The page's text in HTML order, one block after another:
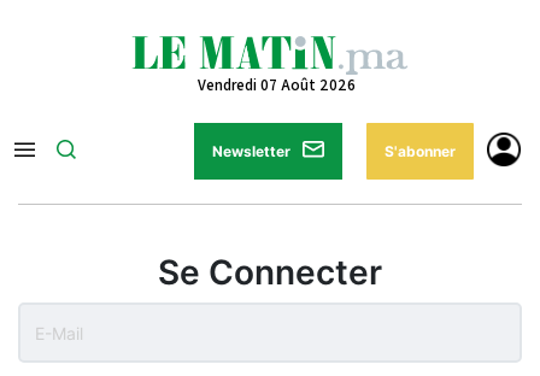
Vendredi 07 Août 2026
Newsletter S'abonner
Se Connecter